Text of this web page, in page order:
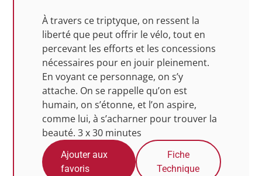
À travers ce triptyque, on ressent la
liberté que peut offrir le vélo, tout en
percevant les efforts et les concessions
nécessaires pour en jouir pleinement.
En voyant ce personnage, on s’y
attache. On se rappelle qu’on est
humain, on s’étonne, et l’on aspire,
comme lui, à s’acharner pour trouver la
beauté. 3 x 30 minutes
Ajouter aux
favoris
Fiche
Technique